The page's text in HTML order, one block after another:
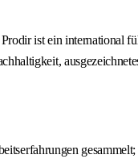
ist ein international